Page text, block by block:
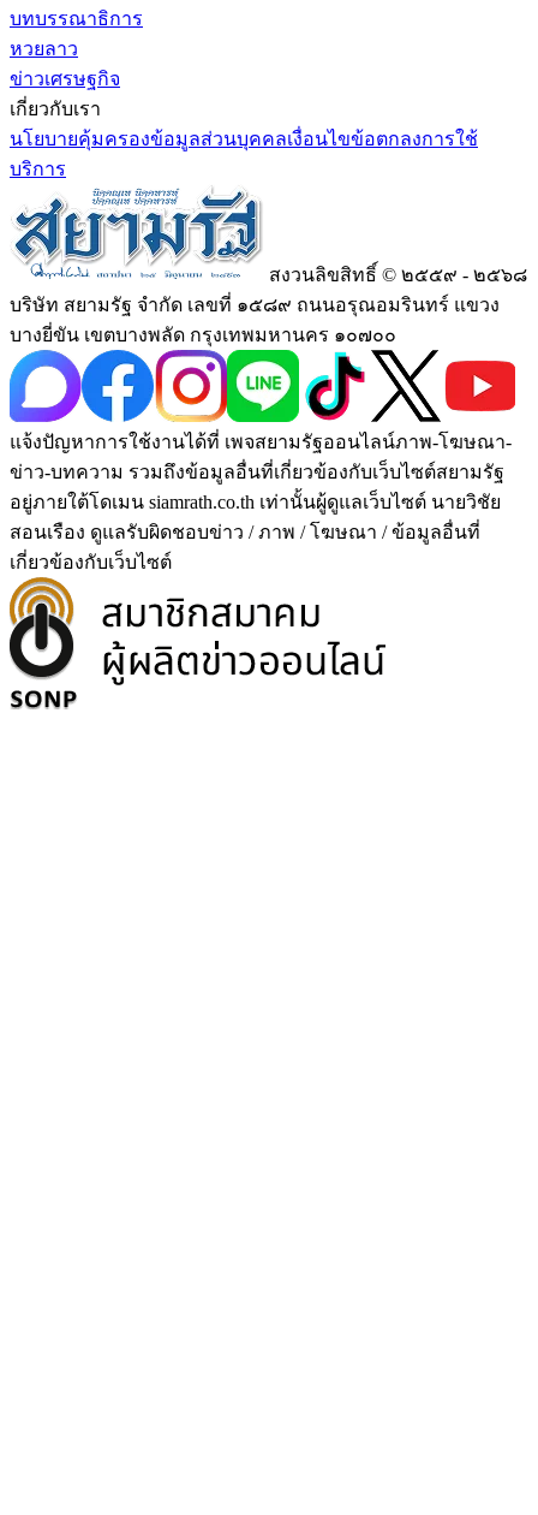
บทบรรณาธิการ
หวยลาว
ข่าวเศรษฐกิจ
เกี่ยวกับเรา
นโยบายคุ้มครองข้อมูลส่วนบุคคลเงื่อนไขข้อตกลงการใช้
บริการ
สงวนลิขสิทธิ์ © ๒๕๕๙ - ๒๕๖๘
บริษัท สยามรัฐ จำกัด เลขที่ ๑๕๘๙ ถนนอรุณอมรินทร์ แขวง
บางยี่ขัน เขตบางพลัด กรุงเทพมหานคร ๑๐๗๐๐
แจ้งปัญหาการใช้งานได้ที่ เพจสยามรัฐออนไลน์ภาพ-โฆษณา-
ข่าว-บทความ รวมถึงข้อมูลอื่นที่เกี่ยวข้องกับเว็บไซต์สยามรัฐ
อยู่ภายใต้โดเมน siamrath.co.th เท่านั้นผู้ดูแลเว็บไซต์ นายวิชัย
สอนเรือง ดูแลรับผิดชอบข่าว / ภาพ / โฆษณา / ข้อมูลอื่นที่
เกี่ยวข้องกับเว็บไซต์